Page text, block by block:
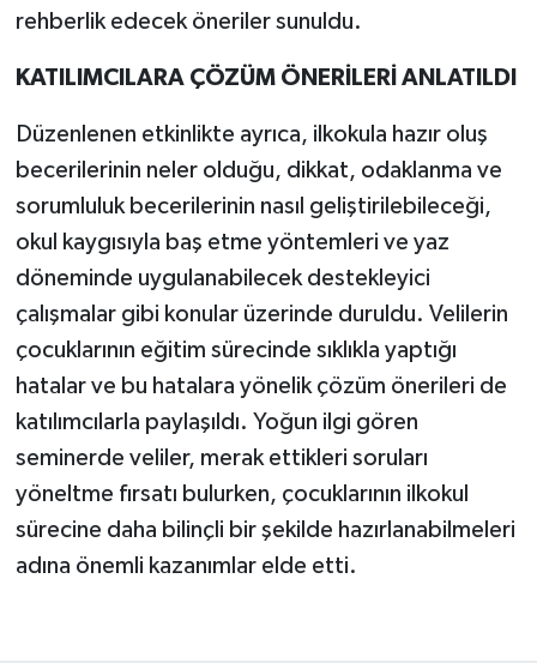
rehberlik edecek öneriler sunuldu.
KATILIMCILARA ÇÖZÜM ÖNERİLERİ ANLATILDI
Düzenlenen etkinlikte ayrıca, ilkokula hazır oluş
becerilerinin neler olduğu, dikkat, odaklanma ve
sorumluluk becerilerinin nasıl geliştirilebileceği,
okul kaygısıyla baş etme yöntemleri ve yaz
döneminde uygulanabilecek destekleyici
çalışmalar gibi konular üzerinde duruldu. Velilerin
çocuklarının eğitim sürecinde sıklıkla yaptığı
hatalar ve bu hatalara yönelik çözüm önerileri de
katılımcılarla paylaşıldı. Yoğun ilgi gören
seminerde veliler, merak ettikleri soruları
yöneltme fırsatı bulurken, çocuklarının ilkokul
sürecine daha bilinçli bir şekilde hazırlanabilmeleri
adına önemli kazanımlar elde etti.